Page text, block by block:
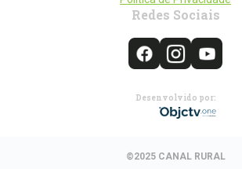
Redes Sociais
Desenvolvido por:
©2025 CANAL RURAL